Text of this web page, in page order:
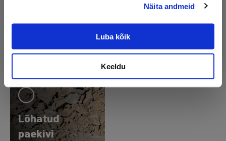
Näita andmeid
Luba kõik
Keeldu
Muld Freesasfalt
Lõhatud
paekivi